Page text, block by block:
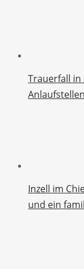
Trauerfall in
Inzell im
und ein